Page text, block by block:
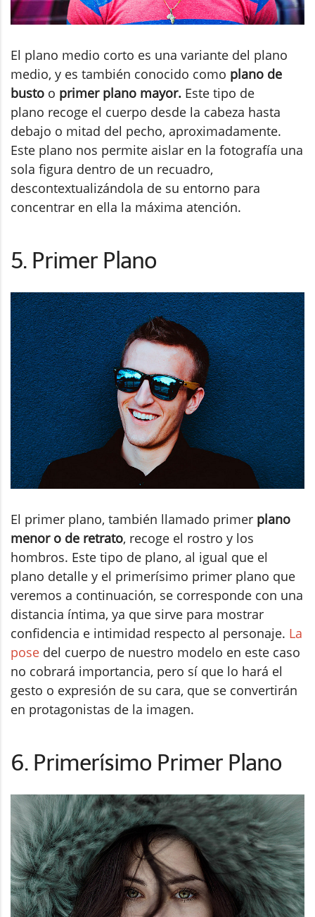
El plano medio corto es una variante del plano
medio, y es también conocido como plano de
busto o primer plano mayor. Este tipo de
plano recoge el cuerpo desde la cabeza hasta
debajo o mitad del pecho, aproximadamente.
Este plano nos permite aislar en la fotografía una
sola figura dentro de un recuadro,
descontextualizándola de su entorno para
concentrar en ella la máxima atención.
5. Primer Plano
El primer plano, también llamado primer plano
menor o de retrato, recoge el rostro y los
hombros. Este tipo de plano, al igual que el
plano detalle y el primerísimo primer plano que
veremos a continuación, se corresponde con una
distancia íntima, ya que sirve para mostrar
confidencia e intimidad respecto al personaje. La
pose del cuerpo de nuestro modelo en este caso
no cobrará importancia, pero sí que lo hará el
gesto o expresión de su cara, que se convertirán
en protagonistas de la imagen.
6. Primerísimo Primer Plano